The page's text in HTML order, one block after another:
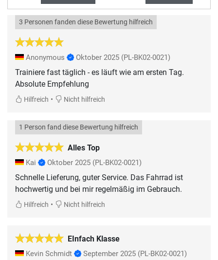
3 Personen fanden diese Bewertung hilfreich
Anonymous Oktober 2025 (PL-BK02-0021)
Trainiere fast täglich - es läuft wie am ersten Tag.
Absolute Empfehlung
Hilfreich • Nicht hilfreich
Alles Top
1 Person fand diese Bewertung hilfreich
Kai Oktober 2025 (PL-BK02-0021)
Schnelle Lieferung, guter Service. Das Fahrrad ist
hochwertig und bei mir regelmäßig im Gebrauch.
Hilfreich • Nicht hilfreich
EInfach Klasse
Kevin Schmidt September 2025 (PL-BK02-0021)